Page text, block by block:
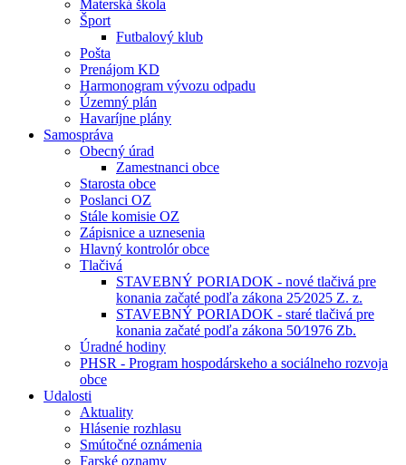
Materská škola
Šport
Futbalový klub
Pošta
Prenájom KD
Harmonogram vývozu odpadu
Územný plán
Havaríjne plány
Samospráva
Obecný úrad
Zamestnanci obce
Starosta obce
Poslanci OZ
Stále komisie OZ
Zápisnice a uznesenia
Hlavný kontrolór obce
Tlačivá
STAVEBNÝ PORIADOK - nové tlačivá pre
konania začaté podľa zákona 25⁄2025 Z. z.
STAVEBNÝ PORIADOK - staré tlačivá pre
konania začaté podľa zákona 50⁄1976 Zb.
Úradné hodiny
PHSR - Program hospodárskeho a sociálneho rozvoja
obce
Udalosti
Aktuality
Hlásenie rozhlasu
Smútočné oznámenia
Farské oznamy